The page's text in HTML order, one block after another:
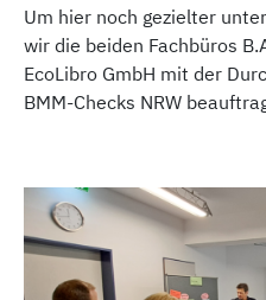
Um hier noch gezielter
wir die beiden Fachbüros
EcoLibro GmbH mit der
BMM-Checks NRW